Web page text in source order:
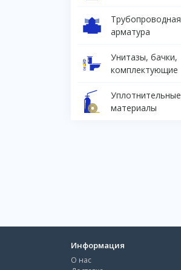
Трубопроводная
арматура
Унитазы, бачки,
комплектующие
Уплотнительные
материалы
Информация
О нас